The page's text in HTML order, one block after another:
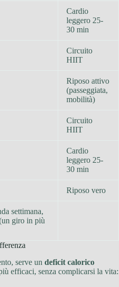
Cardio
leggero 25-
30 min
Circuito
HIIT
Riposo attivo
(passeggiata,
mobilità)
Circuito
HIIT
Cardio
leggero 25-
30 min
Riposo vero
settimana,
giro in più
serve un deficit calorico
efficaci, senza complicarsi la vita: